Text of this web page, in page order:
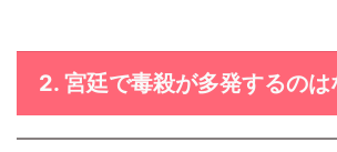
2. 宮廷で毒殺が多発するのは